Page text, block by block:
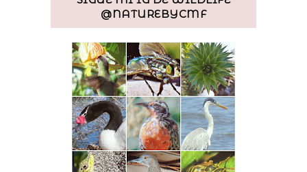
@NATUREBYCMF